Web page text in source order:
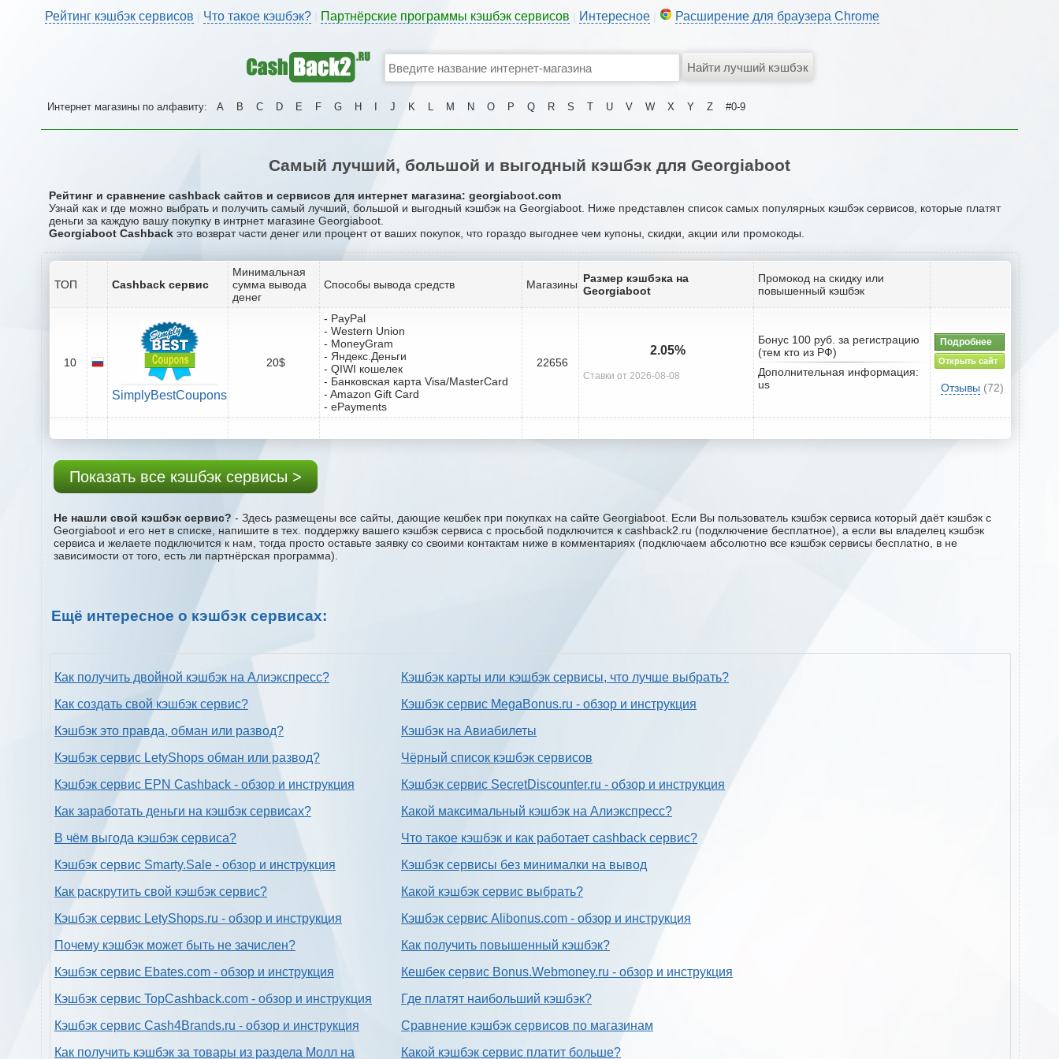
Рейтинг кэшбэк сервисов Что такое кэшбэк? Партнёрские программы кэшбэк сервисов Интересное Расширение для браузера Chrome
Интернет магазины по алфавиту: A B C D E F G H J K L M N O P Q R S T U V W X Y Z #0-9
Самый лучший, большой и выгодный кэшбэк для Georgiaboot
Рейтинг и сравнение cashback сайтов и сервисов для интернет магазина: georgiaboot.com
Узнай как и где можно выбрать и получить самый лучший, большой и выгодный кэшбэк на Georgiaboot. Ниже представлен список самых популярных кэшбэк сервисов, которые платят
деньги за каждую вашу покупку в интрнет магазине Georgiaboot.
Georgiaboot Cashback это возврат части денег или процент от ваших покупок, что гораздо выгоднее чем купоны, скидки, акции или промокоды.
ТОП Cashback сервис
Минимальная
сумма вывода
денег
Способы вывода средств Магазины Размер кэшбэка на
Georgiaboot
Промокод на скидку или
повышенный кэшбэк
10
SimplyBestCoupons
20$
- PayPal
- Western Union
- MoneyGram
- Яндекс.Деньги
- QIWI кошелек
- Банковская карта Visa/MasterCard
- Amazon Gift Card
- ePayments
22656
2.05%
Ставки от 2026-08-08
Бонус 100 руб. за регистрацию
(тем кто из РФ)
Дополнительная информация:
us
Подробнее
Открыть сайт
Отзывы (72)
Показать все кэшбэк сервисы >
Не нашли свой кэшбэк сервис? - Здесь размещены все сайты, дающие кешбек при покупках на сайте Georgiaboot. Если Вы пользователь кэшбэк сервиса который даёт кэшбэк с
Georgiaboot и его нет в списке, напишите в тех. поддержку вашего кэшбэк сервиса с проcьбой подключится к cashback2.ru (подключение бесплатное), а если вы владелец кэшбэк
сервиса и желаете подключится к нам, тогда просто оставьте заявку со своими контактам ниже в комментариях (подключаем абсолютно все кэшбэк сервисы бесплатно, в не
зависимости от того, есть ли партнёрская программа).
Ещё интересное о кэшбэк сервисах:
Как получить двойной кэшбэк на Алиэкспресс?
Как создать свой кэшбэк сервис?
Кэшбэк это правда, обман или развод?
Кэшбэк сервис LetyShops обман или развод?
Кэшбэк сервис EPN Cashback - обзор и инструкция
Как заработать деньги на кэшбэк сервисах?
В чём выгода кэшбэк сервиса?
Кэшбэк сервис Smarty.Sale - обзор и инструкция
Как раскрутить свой кэшбэк сервис?
Кэшбэк сервис LetyShops.ru - обзор и инструкция
Почему кэшбэк может быть не зачислен?
Кэшбэк сервис Ebates.com - обзор и инструкция
Кэшбэк сервис TopCashback.com - обзор и инструкция
Кэшбэк сервис Cash4Brands.ru - обзор и инструкция
Как получить кэшбэк за товары из раздела Молл на
Кэшбэк карты или кэшбэк сервисы, что лучше выбрать?
Кэшбэк сервис MegaBonus.ru - обзор и инструкция
Кэшбэк на Авиабилеты
Чёрный список кэшбэк сервисов
Кэшбэк сервис SecretDiscounter.ru - обзор и инструкция
Какой максимальный кэшбэк на Алиэкспресс?
Что такое кэшбэк и как работает cashback сервис?
Кэшбэк сервисы без минималки на вывод
Какой кэшбэк сервис выбрать?
Кэшбэк сервис Alibonus.com - обзор и инструкция
Как получить повышенный кэшбэк?
Кешбек сервис Bonus.Webmoney.ru - обзор и инструкция
Где платят наибольший кэшбэк?
Сравнение кэшбэк сервисов по магазинам
Какой кэшбэк сервис платит больше?